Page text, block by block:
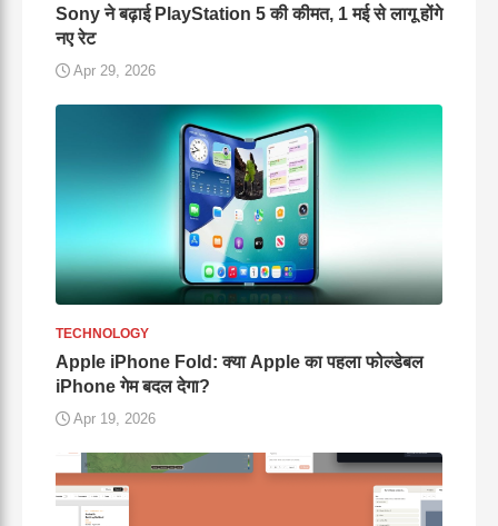
Sony ने बढ़ाई PlayStation 5 की कीमत, 1 मई से लागू होंगे
नए रेट
Apr 29, 2026
TECHNOLOGY
Apple iPhone Fold: क्या Apple का पहला फोल्डेबल
iPhone गेम बदल देगा?
Apr 19, 2026